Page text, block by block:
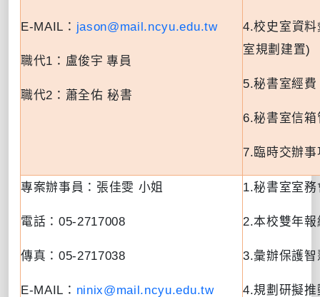
E-MAIL ： jason@mail.ncyu.edu.tw
職代1 ： 盧俊宇 專員
職代2 ：蕭全佑 秘書
4.校史室資
室規劃建置)
5.秘書室經
6.秘書室信
7.臨時交辦事
專案辦事員：張佳雯 小姐
電話：05-2717008
傳真：05-2717038
E-MAIL ： ninix@mail.ncyu.edu.tw
1.秘書室室
2.本校雙年
3.彙辦保護
4.規劃研擬